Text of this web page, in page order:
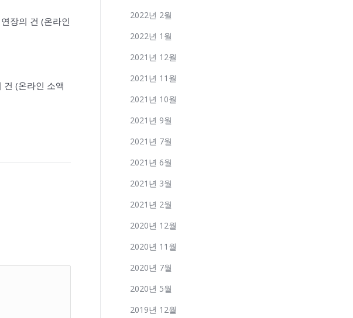
장의 건 (온라인
건 (온라인 소액
2022년 2월
2022년 1월
2021년 12월
2021년 11월
2021년 10월
2021년 9월
2021년 7월
2021년 6월
2021년 3월
2021년 2월
2020년 12월
2020년 11월
2020년 7월
2020년 5월
2019년 12월